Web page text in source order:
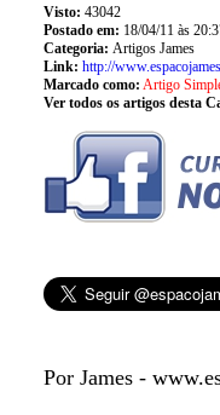
Visto: 43042
Postado em: 18/04/11 às
Categoria: Artigos James
Link: http://
Marcado como: Artigo
Ver todos os artigos desta
Por James -